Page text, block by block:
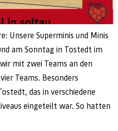
Unsere Superminis und Minis
am Sonntag in Tostedt im
mit zwei Teams an den
Teams. Besonders
das in verschiedene
eingeteilt war. So hatten